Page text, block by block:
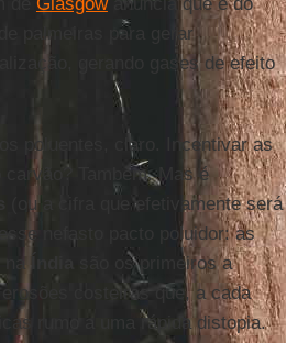
palmeiras para gerar
gerando gases de efeito
poluentes, claro. Incentivar as
Também. Mas é
(ou a cifra que efetivamente será
nefasto pacto poluidor: as
são os primeiros a
costeiras que, a cada
rumo a uma rápida distopia.